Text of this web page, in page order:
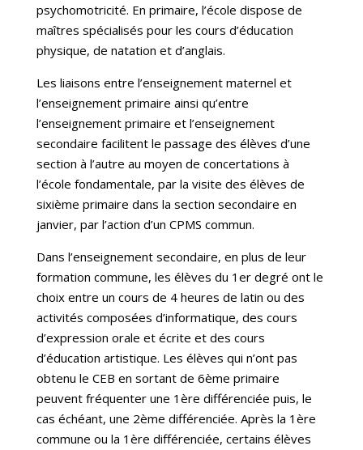
psychomotricité. En primaire, l’école dispose de
maîtres spécialisés pour les cours d’éducation
physique, de natation et d’anglais.
Les liaisons entre l’enseignement maternel et
l’enseignement primaire ainsi qu’entre
l’enseignement primaire et l’enseignement
secondaire facilitent le passage des élèves d’une
section à l’autre au moyen de concertations à
l’école fondamentale, par la visite des élèves de
sixième primaire dans la section secondaire en
janvier, par l’action d’un CPMS commun.
Dans l’enseignement secondaire, en plus de leur
formation commune, les élèves du 1er degré ont le
choix entre un cours de 4 heures de latin ou des
activités composées d’informatique, des cours
d’expression orale et écrite et des cours
d’éducation artistique. Les élèves qui n’ont pas
obtenu le CEB en sortant de 6ème primaire
peuvent fréquenter une 1ère différenciée puis, le
cas échéant, une 2ème différenciée. Après la 1ère
commune ou la 1ère différenciée, certains élèves